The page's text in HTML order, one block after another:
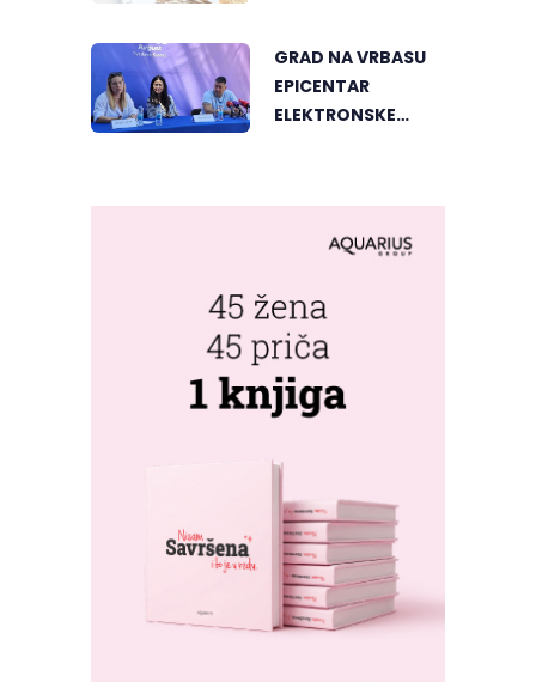
GRAD NA VRBASU
EPICENTAR
ELEKTRONSKE